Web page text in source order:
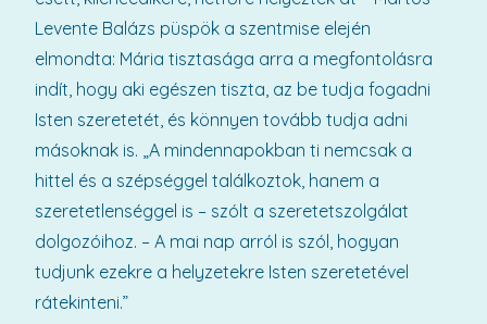
Levente Balázs püspök a szentmise elején
elmondta: Mária tisztasága arra a megfontolásra
indít, hogy aki egészen tiszta, az be tudja fogadni
Isten szeretetét, és könnyen tovább tudja adni
másoknak is. „A mindennapokban ti nemcsak a
hittel és a szépséggel találkoztok, hanem a
szeretetlenséggel is – szólt a szeretetszolgálat
dolgozóihoz. – A mai nap arról is szól, hogyan
tudjunk ezekre a helyzetekre Isten szeretetével
rátekinteni.”